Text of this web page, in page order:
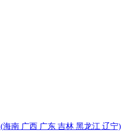
(海南 广西 广东 吉林 黑龙江 辽宁)